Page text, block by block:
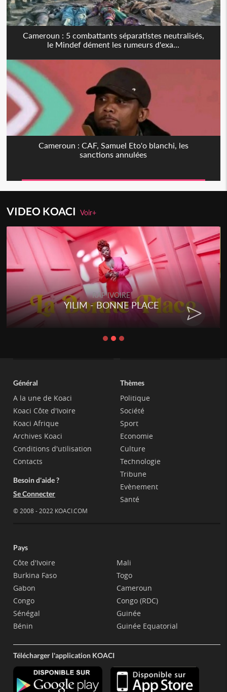
Cameroun : 5 combattants séparatistes neutralisés,
le Mindef dément les rumeurs d'exa...
Cameroun : CAF, Samuel Eto'o blanchi, les
sanctions annulées
VIDEO KOACIVoir+
RAP IVOIRE
YILIM - BONNE PLACE
Général
A la une de Koaci
Koaci Côte d'Ivoire
Koaci Afrique
Archives Koaci
Conditions d'utilisation
Contacts
Besoin d'aide ?
Se Connecter
© 2008 - 2022 KOACI.COM
Thèmes
Politique
Société
Sport
Economie
Culture
Technologie
Tribune
Evènement
Santé
Pays
Côte d'Ivoire
Burkina Faso
Gabon
Congo
Sénégal
Bénin
Mali
Togo
Cameroun
Congo (RDC)
Guinée
Guinée Equatorial
Télécharger l'application KOACI